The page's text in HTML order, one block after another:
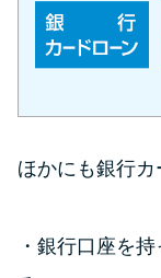
ほかにも銀行
銀行口座を持